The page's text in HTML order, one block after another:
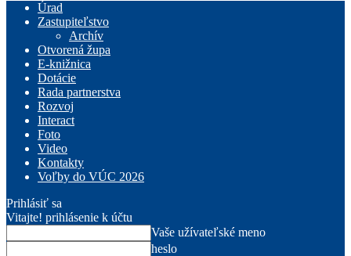
Úrad
Zastupiteľstvo
Archív
Otvorená župa
E-knižnica
Dotácie
Rada partnerstva
Rozvoj
Interact
Foto
Video
Kontakty
Voľby do VÚC 2026
Prihlásiť sa
Vitajte! prihlásenie k účtu
Vaše užívateľské meno
heslo